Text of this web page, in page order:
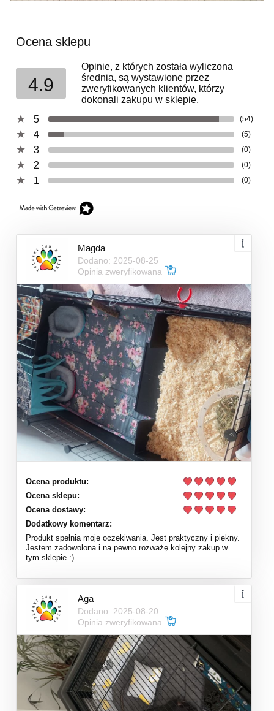
Ocena sklepu
4.9
Opinie, z których została wyliczona
średnia, są wystawione przez
zweryfikowanych klientów, którzy
dokonali zakupu w sklepie.
5
(54)
4 (5)
3 (0)
2 (0)
1 (0)
Magda
Dodano: 2025-08-25
Opinia zweryfikowana
Ocena produktu:
Ocena sklepu:
Ocena dostawy:
Dodatkowy komentarz:
Produkt spełnia moje oczekiwania. Jest praktyczny i piękny.
Jestem zadowolona i na pewno rozważę kolejny zakup w
tym sklepie :)
Aga
Dodano: 2025-08-20
Opinia zweryfikowana